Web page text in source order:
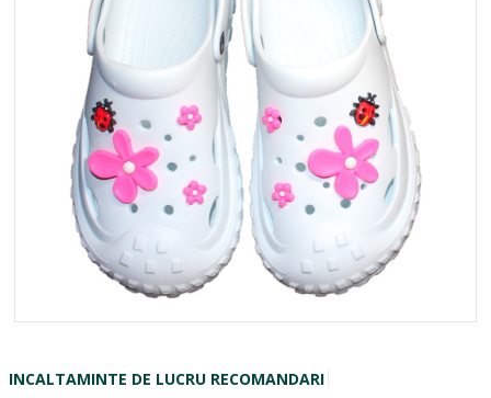
INCALTAMINTE DE LUCRU RECOMANDARI